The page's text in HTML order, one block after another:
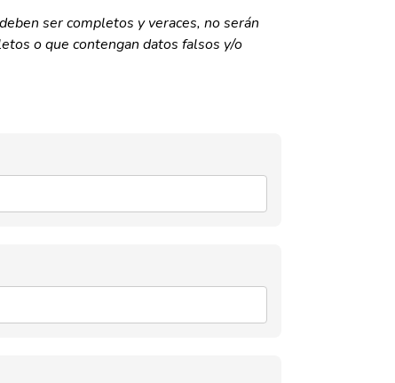
ser completos y veraces, no serán
o que contengan datos falsos y/o